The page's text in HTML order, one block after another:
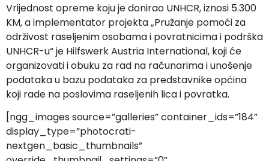
Vrijednost opreme koju je donirao UNHCR, iznosi 5.300
KM, a implementator projekta „Pružanje pomoći za
održivost raseljenim osobama i povratnicima i podrška
UNHCR-u“ je Hilfswerk Austria International, koji će
organizovati i obuku za rad na računarima i unošenje
podataka u bazu podataka za predstavnike općina
koji rade na poslovima raseljenih lica i povratka.
[ngg_images source=”galleries” container_ids=”184”
display_type=”photocrati-
nextgen_basic_thumbnails”